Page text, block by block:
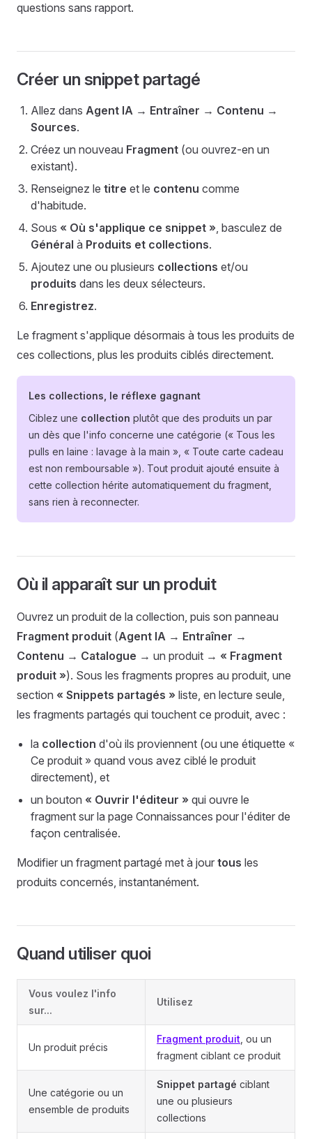
questions sans rapport.
Créer un snippet partagé
Allez dans Agent IA → Entraîner → Contenu →
Sources.
Créez un nouveau Fragment (ou ouvrez-en un
existant).
Renseignez le titre et le contenu comme
d'habitude.
Sous « Où s'applique ce snippet », basculez de
Général à Produits et collections.
Ajoutez une ou plusieurs collections et/ou
produits dans les deux sélecteurs.
Enregistrez.
Le fragment s'applique désormais à tous les produits de
ces collections, plus les produits ciblés directement.
Les collections, le réflexe gagnant
Ciblez une collection plutôt que des produits un par
un dès que l'info concerne une catégorie (« Tous les
pulls en laine : lavage à la main », « Toute carte cadeau
est non remboursable »). Tout produit ajouté ensuite à
cette collection hérite automatiquement du fragment,
sans rien à reconnecter.
Où il apparaît sur un produit
Ouvrez un produit de la collection, puis son panneau
Fragment produit (Agent IA → Entraîner →
Contenu → Catalogue → un produit → « Fragment
produit »). Sous les fragments propres au produit, une
section « Snippets partagés » liste, en lecture seule,
les fragments partagés qui touchent ce produit, avec :
la collection d'où ils proviennent (ou une étiquette «
Ce produit » quand vous avez ciblé le produit
directement), et
un bouton « Ouvrir l'éditeur » qui ouvre le
fragment sur la page Connaissances pour l'éditer de
façon centralisée.
Modifier un fragment partagé met à jour tous les
produits concernés, instantanément.
Quand utiliser quoi
Vous voulez l'info
sur...
Utilisez
Un produit précis
Fragment produit , ou un
fragment ciblant ce produit
Une catégorie ou un
ensemble de produits
Snippet partagé ciblant
une ou plusieurs
collections